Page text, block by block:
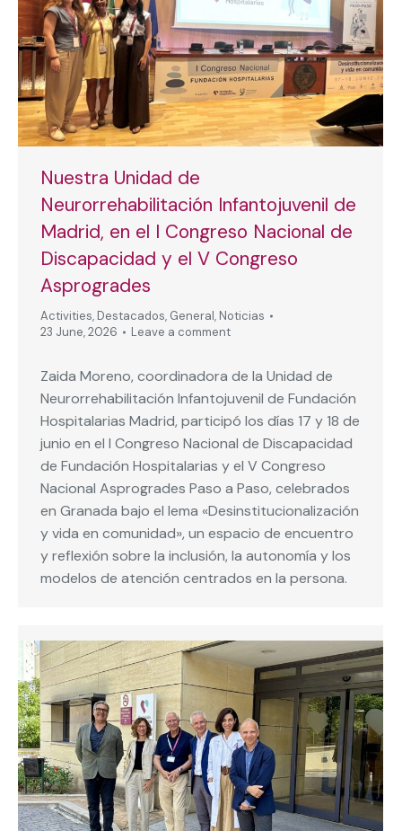
Nuestra Unidad de
Neurorrehabilitación Infantojuvenil de
Madrid, en el I Congreso Nacional de
Discapacidad y el V Congreso
Asprogrades
Activities, Destacados, General, Noticias
23 June, 2026
Leave a comment
Zaida Moreno, coordinadora de la Unidad de
Neurorrehabilitación Infantojuvenil de Fundación
Hospitalarias Madrid, participó los días 17 y 18 de
junio en el I Congreso Nacional de Discapacidad
de Fundación Hospitalarias y el V Congreso
Nacional Asprogrades Paso a Paso, celebrados
en Granada bajo el lema «Desinstitucionalización
y vida en comunidad», un espacio de encuentro
y reflexión sobre la inclusión, la autonomía y los
modelos de atención centrados en la persona.